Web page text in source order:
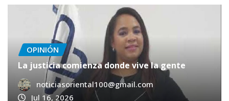
OPINIÓN
La justicia comienza donde vive la gente
noticiasoriental100@gmail.com
Jul 16, 2026